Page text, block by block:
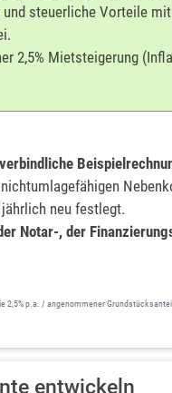
steuerliche Vorteile
2,5% Mietsteigerung
neu festlegt.
Notar-, der
p.a. / angenommener
entwickeln